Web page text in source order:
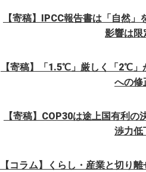
【寄稿】IPCC報告書は「自然
影響は限
【寄稿】「1.5℃」厳しく「2℃
への修
【寄稿】COP30は途上国有利
渉力低
【コラム】くらし・産業と切り